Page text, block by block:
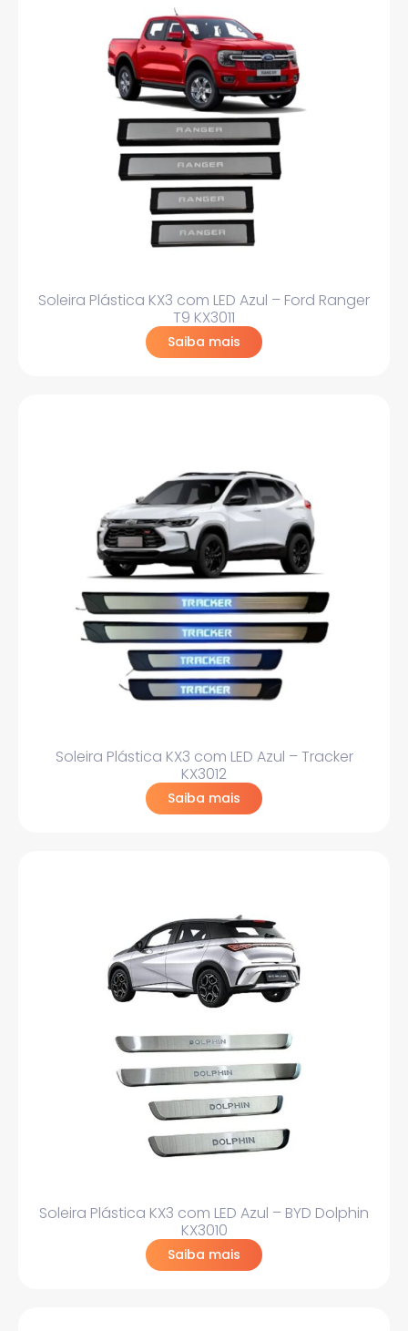
Soleira Plástica KX3 com LED Azul – Ford Ranger
T9 KX3011
Saiba mais
Soleira Plástica KX3 com LED Azul – Tracker
KX3012
Saiba mais
Soleira Plástica KX3 com LED Azul – BYD Dolphin
KX3010
Saiba mais